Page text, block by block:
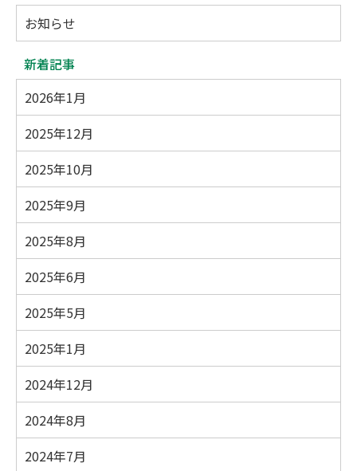
お知らせ
新着記事
2026年1月
2025年12月
2025年10月
2025年9月
2025年8月
2025年6月
2025年5月
2025年1月
2024年12月
2024年8月
2024年7月